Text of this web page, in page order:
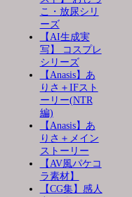
こ・放尿シリ
ーズ
【AI生成実
写】 コスプレ
シリーズ
【Anasis】あ
りさ＋IFスト
ーリー(NTR
編)
【Anasis】あ
りさ＋メイン
ストーリー
【AV風パケコ
ラ素材】
【CG集】感人